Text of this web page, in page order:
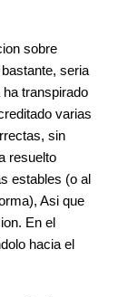
sobre
seri­a
transpirado
varias
sin
resuelto
estables (o al
Asi que
En el
hacia el